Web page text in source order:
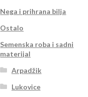
Nega i prihrana bilja
Ostalo
Semenska roba i sadni
materijal
Arpadžik
Lukovice